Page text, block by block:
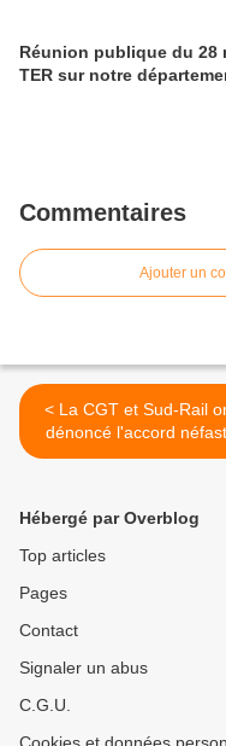
Réunion publique du 28
TER sur notre
Commentaires
Ajouter un
< La CGT et Sud-Rail ont
dénoncé l'accord néfaste
SNCF-CFDT-UNSA
Hébergé par Overblog
Top articles
Pages
Contact
Signaler un abus
C.G.U.